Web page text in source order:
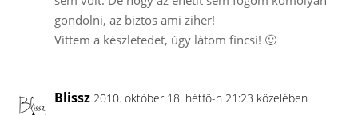
gondolni, az biztos ami ziher!
Vittem a készletedet, úgy látom fincsi! 🙂
Blissz 2010. október 18. hétfő-n 21:23 közelében